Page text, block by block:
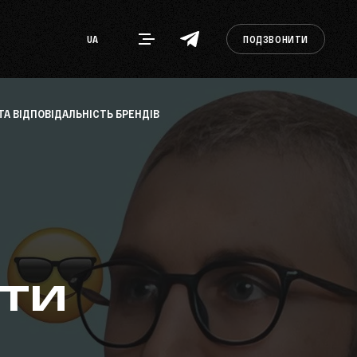
UA ПОДЗВОНИТИ
ВІДПОВІДАЛЬНІСТЬ БРЕНДІВ